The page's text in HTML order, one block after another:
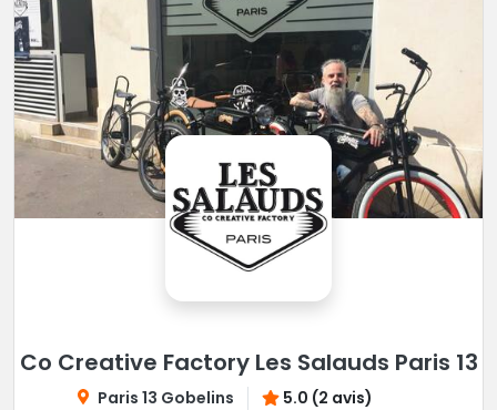
Co Creative Factory Les Salauds Paris 13
Paris 13 Gobelins 5.0 (2 avis)